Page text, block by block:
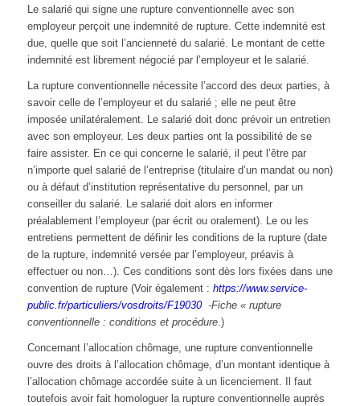
Le salarié qui signe une rupture conventionnelle avec son
employeur perçoit une indemnité de rupture. Cette indemnité est
due, quelle que soit l’ancienneté du salarié. Le montant de cette
indemnité est librement négocié par l’employeur et le salarié.
La rupture conventionnelle nécessite l’accord des deux parties, à
savoir celle de l’employeur et du salarié ; elle ne peut être
imposée unilatéralement. Le salarié doit donc prévoir un entretien
avec son employeur. Les deux parties ont la possibilité de se
faire assister. En ce qui concerne le salarié, il peut l’être par
n’importe quel salarié de l’entreprise (titulaire d’un mandat ou non)
ou à défaut d’institution représentative du personnel, par un
conseiller du salarié. Le salarié doit alors en informer
préalablement l’employeur (par écrit ou oralement). Le ou les
entretiens permettent de définir les conditions de la rupture (date
de la rupture, indemnité versée par l’employeur, préavis à
effectuer ou non…). Ces conditions sont dès lors fixées dans une
convention de rupture (Voir également : https://www.service-
public.fr/particuliers/vosdroits/F19030-Fiche « rupture
conventionnelle : conditions et procédure.)
Concernant l’allocation chômage, une rupture conventionnelle
ouvre des droits à l’allocation chômage, d’un montant identique à
l’allocation chômage accordée suite à un licenciement. Il faut
toutefois avoir fait homologuer la rupture conventionnelle auprès